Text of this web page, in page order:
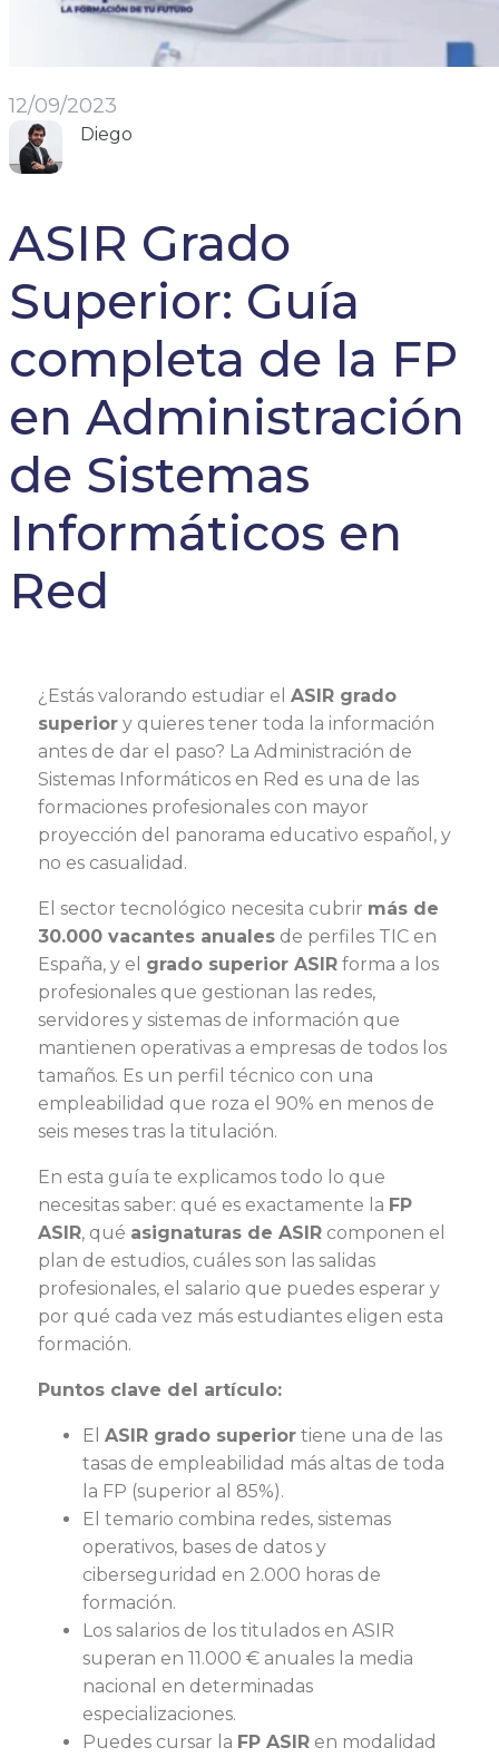
12/09/2023
Diego
ASIR Grado
Superior: Guía
completa de la FP
en Administración
de Sistemas
Informáticos en
Red
¿Estás valorando estudiar el ASIR grado
superior y quieres tener toda la información
antes de dar el paso? La Administración de
Sistemas Informáticos en Red es una de las
formaciones profesionales con mayor
proyección del panorama educativo español, y
no es casualidad.
El sector tecnológico necesita cubrir más de
30.000 vacantes anuales de perfiles TIC en
España, y el grado superior ASIR forma a los
profesionales que gestionan las redes,
servidores y sistemas de información que
mantienen operativas a empresas de todos los
tamaños. Es un perfil técnico con una
empleabilidad que roza el 90% en menos de
seis meses tras la titulación.
En esta guía te explicamos todo lo que
necesitas saber: qué es exactamente la FP
ASIR, qué asignaturas de ASIR componen el
plan de estudios, cuáles son las salidas
profesionales, el salario que puedes esperar y
por qué cada vez más estudiantes eligen esta
formación.
Puntos clave del artículo:
El ASIR grado superior tiene una de las
tasas de empleabilidad más altas de toda
la FP (superior al 85%).
El temario combina redes, sistemas
operativos, bases de datos y
ciberseguridad en 2.000 horas de
formación.
Los salarios de los titulados en ASIR
superan en 11.000 € anuales la media
nacional en determinadas
especializaciones.
Puedes cursar la FP ASIR en modalidad